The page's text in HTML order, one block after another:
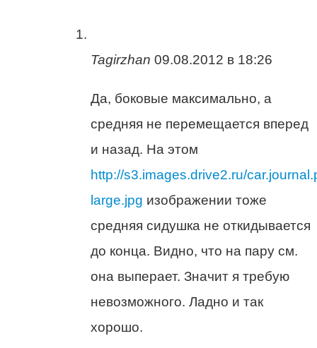
Tagirzhan 09.08.2012 в 18:26
Да, боковые максимально, а
средняя не перемещается вперед
и назад. На этом
http://s3.images.drive2.ru/
large.jpg изображении тоже
средняя сидушка не откидывается
до конца. Видно, что на пару см.
она выперает. Значит я требую
невозможного. Ладно и так
хорошо.